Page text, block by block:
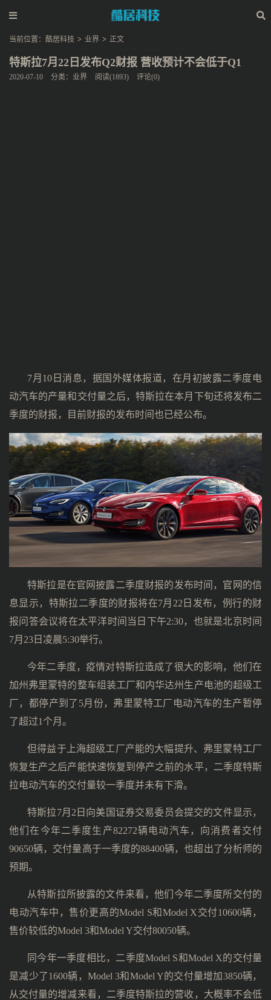
当前位置： 酷居科技 > 业界 > 正文
特斯拉7月22日发布Q2财报 营收预计不会低于Q1
2020-07-10 分类： 业界 阅读(1893) 评论(0)
7月10日消息，据国外媒体报道，在月初披露二季度电
动汽车的产量和交付量之后，特斯拉在本月下旬还将发布二
季度的财报，目前财报的发布时间也已经公布。
特斯拉是在官网披露二季度财报的发布时间，官网的信
息显示，特斯拉二季度的财报将在7月22日发布，例行的财
报问答会议将在太平洋时间当日下午2:30，也就是北京时间
7月23日凌晨5:30举行。
今年二季度，疫情对特斯拉造成了很大的影响，他们在
加州弗里蒙特的整车组装工厂和内华达州生产电池的超级工
厂，都停产到了5月份，弗里蒙特工厂电动汽车的生产暂停
了超过1个月。
但得益于上海超级工厂产能的大幅提升、弗里蒙特工厂
恢复生产之后产能快速恢复到停产之前的水平，二季度特斯
拉电动汽车的交付量较一季度并未有下滑。
特斯拉7月2日向美国证券交易委员会提交的文件显示，
他们在今年二季度生产82272辆电动汽车，向消费者交付
90650辆，交付量高于一季度的88400辆，也超出了分析师的
预期。
从特斯拉所披露的文件来看，他们今年二季度所交付的
电动汽车中，售价更高的Model S和Model X交付10600辆，
售价较低的Model 3和Model Y交付80050辆。
同今年一季度相比，二季度Model S和Model X的交付量
是减少了1600辆，Model 3和Model Y的交付量增加3850辆，
从交付量的增减来看，二季度特斯拉的营收，大概率不会低